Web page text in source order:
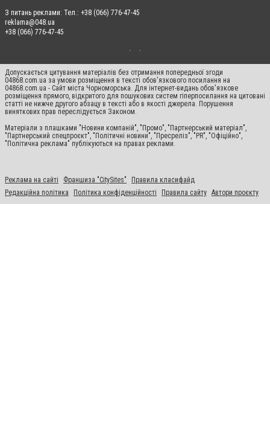
З питань реклами: Тел.: +38 (066) 776-47-45
reklama@048.ua
+38 (066) 776-47-45
Допускається цитування матеріалів без отримання попередньої згоди
04868.com.ua за умови розміщення в тексті обов'язкового посилання на
04868.com.ua - Сайт міста Чорноморська. Для інтернет-видань обов'язкове
розміщення прямого, відкритого для пошукових систем гіперпосилання на цитовані
статті не нижче другого абзацу в тексті або в якості джерела. Порушення
виняткових прав переслідується Законом.
Матеріали з плашками "Новини компаній", "Промо", "Партнерський матеріал",
"Партнерський спецпроєкт", "Політичні новини", "Пресреліз", "PR", "Офіційно",
"Політична реклама" публікуються на правах реклами.
Реклама на сайті Франшиза "CitySites"
Правила класифайд
Редакційна політика
Політика конфіденційності Правила сайту Автори проєкту